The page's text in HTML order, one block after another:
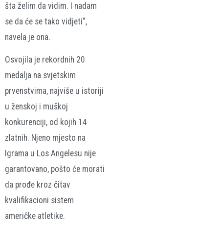
šta želim da vidim. I nadam
se da će se tako vidjeti”,
navela je ona.
Osvojila je rekordnih 20
medalja na svjetskim
prvenstvima, najviše u istoriji
u ženskoj i muškoj
konkurenciji, od kojih 14
zlatnih. Njeno mjesto na
Igrama u Los Angelesu nije
garantovano, pošto će morati
da prođe kroz čitav
kvalifikacioni sistem
američke atletike.